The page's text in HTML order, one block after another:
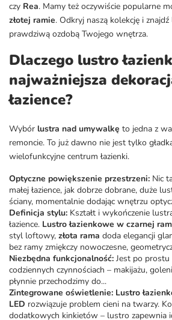
czy Rea. Mamy też oczywiście popularne
złotej ramie. Odkryj naszą kolekcję i
prawdziwą ozdobą Twojego wnętrza.
Dlaczego lustro
najważniejsza
łazience?
Wybór lustra nad umywalkę to jedna z
remoncie. To już dawno nie jest tylko
wielofunkcyjne centrum łazienki.
Optyczne powiększenie przestrzeni: Nic
małej łazience, jak dobrze dobrane, duże
ściany, momentalnie dodając wnętrzu
Definicja stylu: Kształt i wykończenie
łazience. Lustro łazienkowe w czarnej
styl loftowy, złota rama doda elegancji
bez ramy zmiękczy nowoczesne,
Niezbędna funkcjonalność: Jest po
codziennych czynnościach – makijażu,
płynnie przechodzimy do...
Zintegrowane oświetlenie: Lustro
LED rozwiązuje problem cieni na twarzy.
dodatkowych kinkietów – lustro zapewnia